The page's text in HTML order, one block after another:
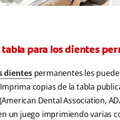
tabla para los dientes
dientespermanentes les
copias de la tabla
Dental Association,
un juego imprimiendo varias